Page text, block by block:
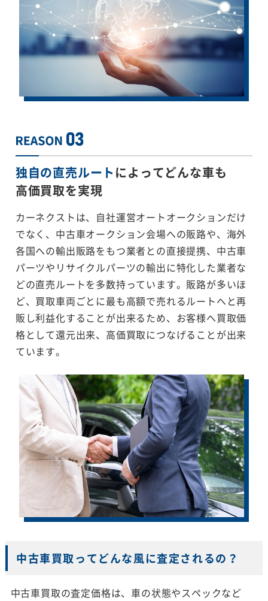
独自の直売ルートによってどんな車も
高価買取を実現
カーネクストは、自社運営オートオークションだけ
でなく、中古車オークション会場への販路や、海外
各国への輸出販路をもつ業者との直接提携、中古車
パーツやリサイクルパーツの輸出に特化した業者な
どの直売ルートを多数持っています。販路が多いほ
ど、買取車両ごとに最も高額で売れるルートへと再
販し利益化することが出来るため、お客様へ買取価
格として還元出来、高価買取につなげることが出来
ています。
中古車買取ってどんな風に査定されるの？
中古車買取の査定価格は、車の状態やスペックなど